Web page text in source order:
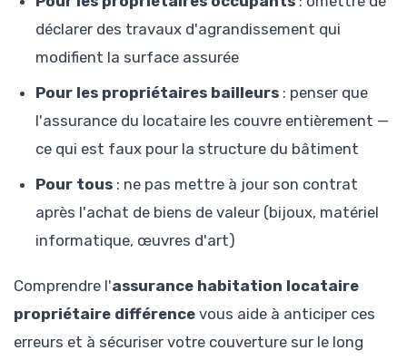
déclarer des travaux d'agrandissement qui
modifient la surface assurée
Pour les propriétaires bailleurs : penser que
l'assurance du locataire les couvre entièrement —
ce qui est faux pour la structure du bâtiment
Pour tous : ne pas mettre à jour son contrat
après l'achat de biens de valeur (bijoux, matériel
informatique, œuvres d'art)
Comprendre l'assurance habitation locataire
propriétaire différence vous aide à anticiper ces
erreurs et à sécuriser votre couverture sur le long